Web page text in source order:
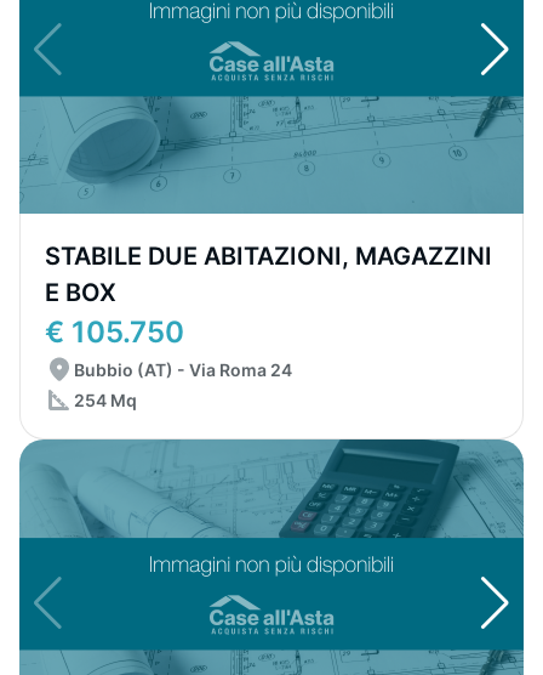
STABILE DUE ABITAZIONI, MAGAZZINI
E BOX
€ 105.750
Bubbio (AT) - Via Roma 24
254 Mq